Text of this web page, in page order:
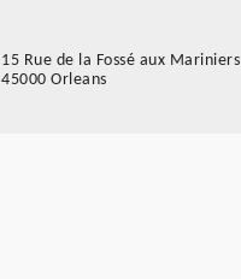
15 Rue de la Fossé aux Mariniers
45000 Orleans